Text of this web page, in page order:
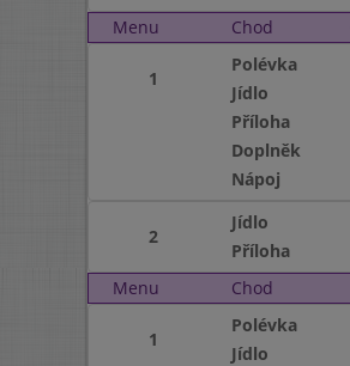
Menu Chod
1
Polévka
Jídlo
Příloha
Doplněk
Nápoj
2
Jídlo
Příloha
Menu
Chod
1
Polévka
Jídlo